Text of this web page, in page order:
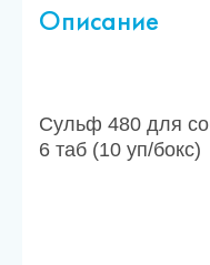
Описание
Сульф 480 для
6 таб (10 уп/бокс)